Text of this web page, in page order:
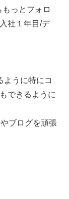
っとフォロ
社１年目/デ
ように特にコ
できるように
ブログを頑張